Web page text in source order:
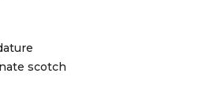
scotch